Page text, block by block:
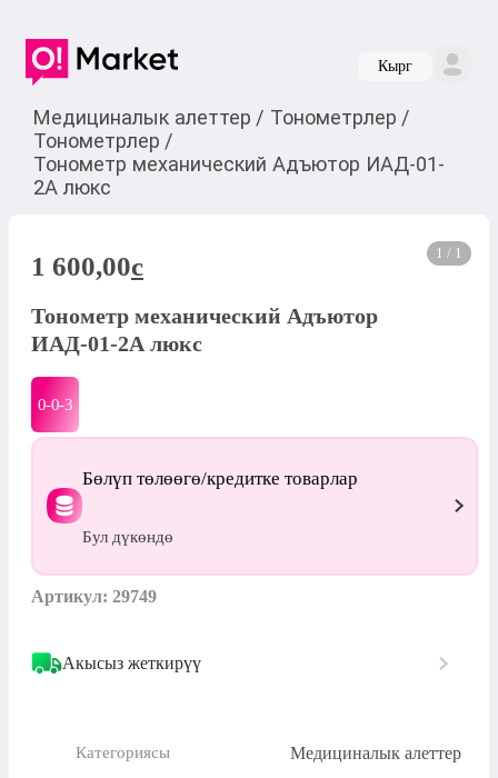
Кырг
Медициналык алеттер / Тонометрлер /
Тонометрлер /
Тонометр механический Адъютор ИАД-01-
2А люкс
1 / 1
1 600,00c
Тонометр механический Адъютор
ИАД-01-2А люкс
0-0-3
Бөлүп төлөөгө/кредитке товарлар
Бул дүкөндө
Артикул: 29749
Акысыз жеткирүү
Категориясы Медициналык алеттер